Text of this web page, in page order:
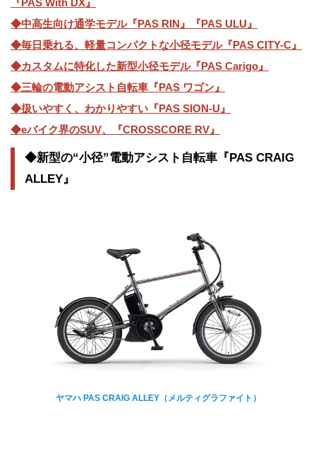
『PAS With DX』
◆中高生向け通学モデル『PAS RIN』『PAS ULU』
◆毎日乗れる、軽量コンパクトな小径モデル『PAS CITY-C』
◆カスタムに特化した新型小径モデル『PAS Carigo』
◆三輪の電動アシスト自転車『PAS ワゴン』
◆扱いやすく、わかりやすい『PAS SION-U』
◆eバイク界のSUV、『CROSSCORE RV』
◆新型の“小径”電動アシスト自転車『PAS CRAIG
ALLEY』
ヤマハ PAS CRAIG ALLEY（メルティグラファイト）